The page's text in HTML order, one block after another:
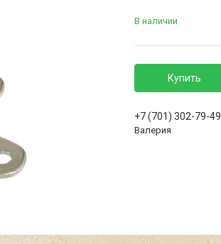
В наличии
Купить
+7 (701) 302-79-49
Валерия